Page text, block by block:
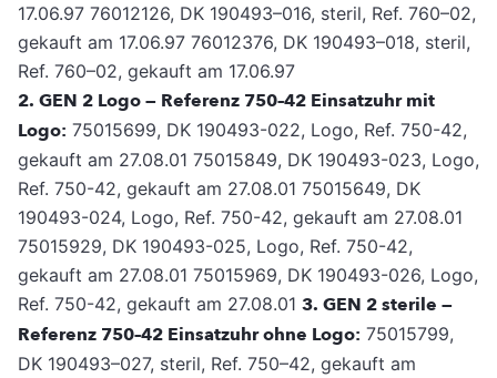
17.06.97 76012126, DK 190493–016, steril, Ref. 760–02,
gekauft am 17.06.97 76012376, DK 190493–018, steril,
Ref. 760–02, gekauft am 17.06.97
2. GEN 2 Logo — Referenz 750–42 Einsatzuhr mit
Logo: 75015699, DK 190493-022, Logo, Ref. 750-42,
gekauft am 27.08.01 75015849, DK 190493-023, Logo,
Ref. 750-42, gekauft am 27.08.01 75015649, DK
190493-024, Logo, Ref. 750-42, gekauft am 27.08.01
75015929, DK 190493-025, Logo, Ref. 750-42,
gekauft am 27.08.01 75015969, DK 190493-026, Logo,
Ref. 750-42, gekauft am 27.08.01 3. GEN 2 sterile —
Referenz 750–42 Einsatzuhr ohne Logo: 75015799,
DK 190493–027, steril, Ref. 750–42, gekauft am